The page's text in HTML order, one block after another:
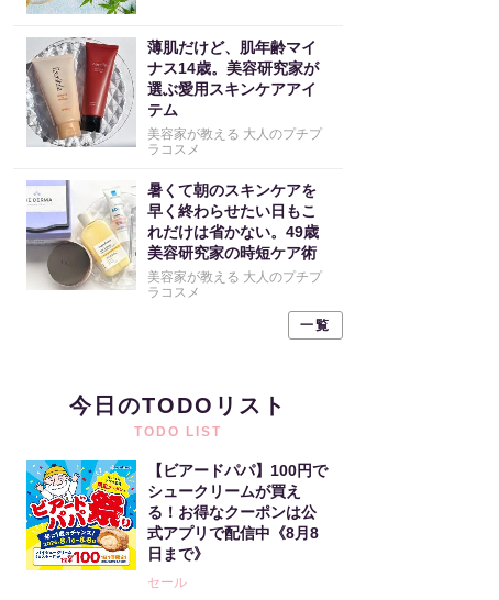
薄肌だけど、肌年齢マイ
ナス14歳。美容研究家が
選ぶ愛用スキンケアアイ
テム
美容家が教える 大人のプチプ
ラコスメ
暑くて朝のスキンケアを
早く終わらせたい日もこ
れだけは省かない。49歳
美容研究家の時短ケア術
美容家が教える 大人のプチプ
ラコスメ
一覧
今日のTODOリスト
TODO LIST
【ビアードパパ】100円で
シュークリームが買え
る！お得なクーポンは公
式アプリで配信中《8月8
日まで》
セール